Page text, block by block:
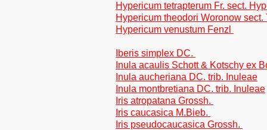
Hypericum tetrapterum Fr. sect.
Hypericum theodori Woronow sect.
Hypericum venustum Fenzl
Iberis simplex DC.
Inula acaulis Schott & Kotschy ex
Inula aucheriana DC. trib. Inuleae
Inula montbretiana DC. trib. Inuleae
Iris atropatana Grossh.
Iris caucasica M.Bieb.
Iris pseudocaucasica Grossh.